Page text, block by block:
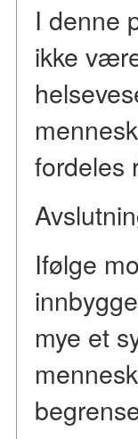
I denne
ikke
fordeles
Ifølge
mye et